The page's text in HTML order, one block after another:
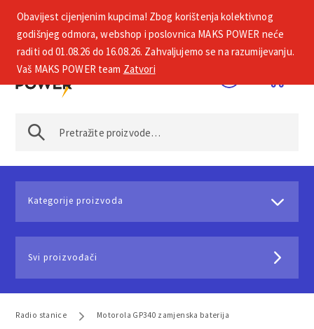
+385 1 2002 575
Kategorije proizvoda
Svi proizvođači
Radio stanice Motorola GP340 zamjenska baterija
Obavijest cijenjenim kupcima! Zbog korištenja kolektivnog
godišnjeg odmora, webshop i poslovnica MAKS POWER neće
raditi od 01.08.26 do 16.08.26. Zahvaljujemo se na razumijevanju.
Vaš MAKS POWER team Zatvori